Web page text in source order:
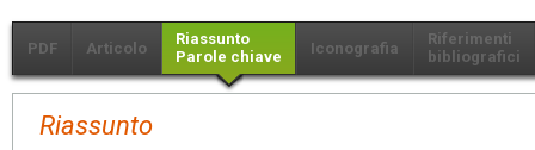
PDF Articolo
Riassunto
Parole chiave
Iconografia
Riferimenti
bibliografici
Riassunto